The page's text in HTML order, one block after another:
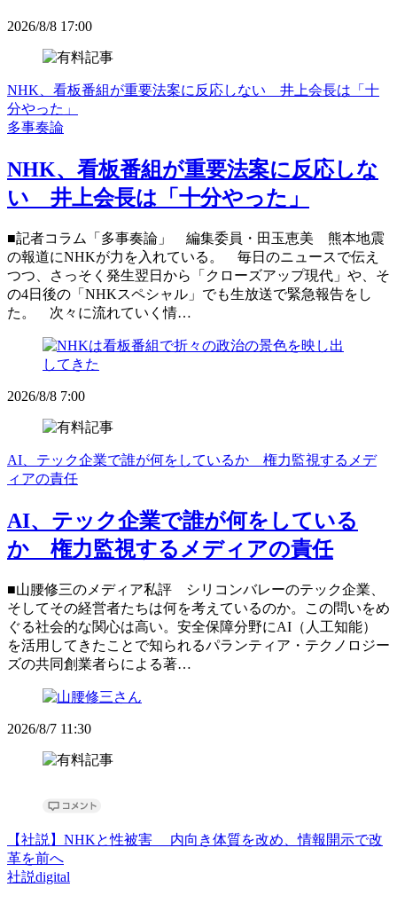
2026/8/8 17:00
NHK、看板番組が重要法案に反応しない 井上会長は「十
分やった」
多事奏論
NHK、看板番組が重要法案に反応しな
い 井上会長は「十分やった」
■記者コラム「多事奏論」 編集委員・田玉恵美 熊本地震
の報道にNHKが力を入れている。 毎日のニュースで伝え
つつ、さっそく発生翌日から「クローズアップ現代」や、そ
の4日後の「NHKスペシャル」でも生放送で緊急報告をし
た。 次々に流れていく情…
2026/8/8 7:00
AI、テック企業で誰が何をしているか 権力監視するメデ
ィアの責任
AI、テック企業で誰が何をしている
か 権力監視するメディアの責任
■山腰修三のメディア私評 シリコンバレーのテック企業、
そしてその経営者たちは何を考えているのか。この問いをめ
ぐる社会的な関心は高い。安全保障分野にAI（人工知能）
を活用してきたことで知られるパランティア・テクノロジー
ズの共同創業者らによる著…
2026/8/7 11:30
【社説】NHKと性被害 内向き体質を改め、情報開示で改
革を前へ
社説digital